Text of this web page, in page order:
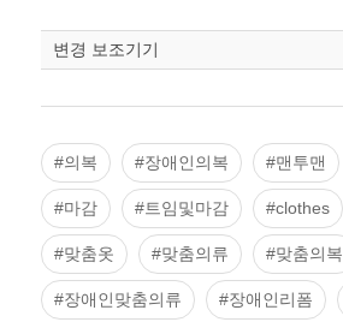
변경 보조기기
#의복 #장애인의복 #맨투맨
#마감 #트임및마감 #clothes
#맞춤옷 #맞춤의류 #맞춤의복
#장애인맞춤의류 #장애인리폼